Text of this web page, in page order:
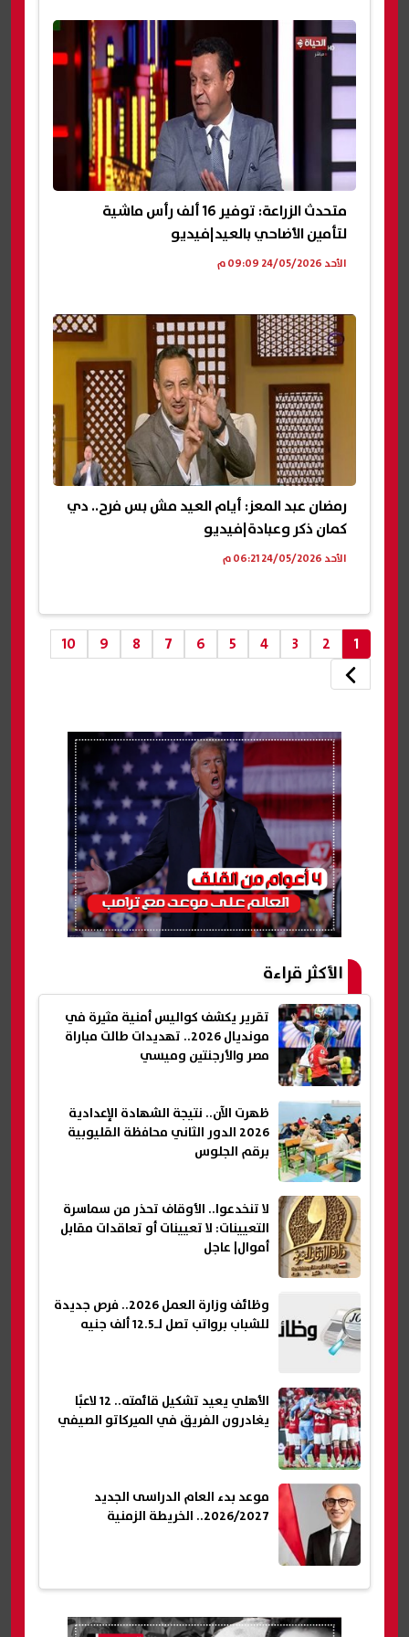
متحدث الزراعة: توفير 16 ألف رأس ماشية
لتأمين الأضاحي بالعيد|فيديو
الأحد 24/05/2026 09:09 م
رمضان عبد المعز: أيام العيد مش بس فرح.. دي
كمان ذكر وعبادة|فيديو
الأحد 24/05/2026 06:21 م
1
2
3
4
5
6
7
8
9
10
الأكثر قراءة
تقرير يكشف كواليس أمنية مثيرة في
مونديال 2026.. تهديدات طالت مباراة
مصر والأرجنتين وميسي
ظهرت الآن.. نتيجة الشهادة الإعدادية
2026 الدور الثاني محافظة القليوبية
برقم الجلوس
لا تنخدعوا.. الأوقاف تحذر من سماسرة
التعيينات: لا تعيينات أو تعاقدات مقابل
أموال| عاجل
وظائف وزارة العمل 2026.. فرص جديدة
للشباب برواتب تصل لـ12.5 ألف جنيه
الأهلي يعيد تشكيل قائمته.. 12 لاعبًا
يغادرون الفريق في الميركاتو الصيفي
موعد بدء العام الدراسى الجديد
2026/2027.. الخريطة الزمنية